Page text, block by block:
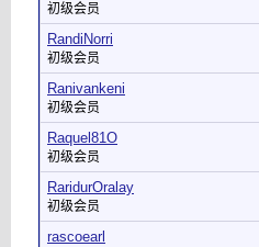
初级会员
RandiNorri
初级会员
Ranivankeni
初级会员
Raquel81O
初级会员
RaridurOralay
初级会员
rascoearl